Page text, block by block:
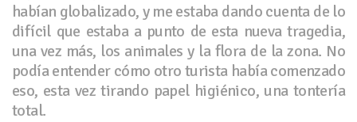
habían globalizado, y me estaba dando cuenta de lo
difícil que estaba a punto de esta nueva tragedia,
una vez más, los animales y la flora de la zona. No
podía entender cómo otro turista había comenzado
eso, esta vez tirando papel higiénico, una tontería
total.